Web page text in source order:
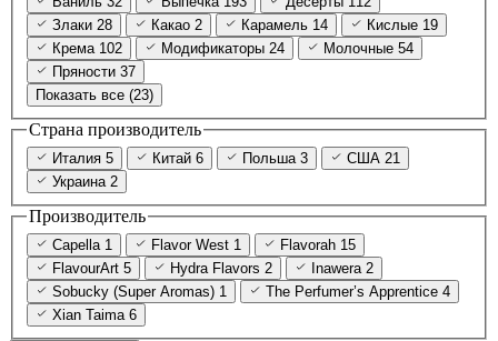
Злаки 28 Какао 2 Карамель 14 Кислые 19
Крема 102 Модификаторы 24 Молочные 54
Пряности 37
Показать все (23)
Страна производитель
Италия 5 Китай 6 Польша 3 США 21
Украина 2
Производитель
Capella 1 Flavor West 1 Flavorah 15
FlavourArt 5 Hydra Flavors 2 Inawera 2
Sobucky (Super Aromas) 1 The Perfumer’s Apprentice 4
Xian Taima 6